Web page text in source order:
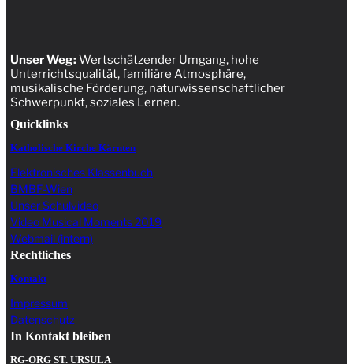
Unser Weg: Wertschätzender Umgang, hohe
Unterrichtsqualität, familiäre Atmosphäre,
musikalische Förderung, naturwissenschaftlicher
Schwerpunkt, soziales Lernen.
Quicklinks
Katholische Kirche Kärnten
Elektronisches Klassenbuch
BMBF-Wien
Unser Schulvideo
Video Musical Moments 2019
Webmail (intern)
Rechtliches
Kontakt
Impressum
Datenschutz
In Kontakt bleiben
RG-ORG ST. URSULA